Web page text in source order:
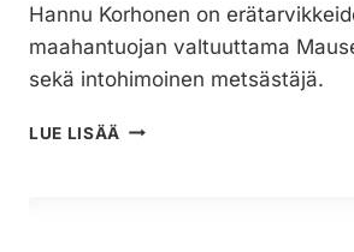
Hannu Korhonen on
maahantuojan valtuuttama
sekä intohimoinen metsästäjä.
LUE LISÄÄ HANNU